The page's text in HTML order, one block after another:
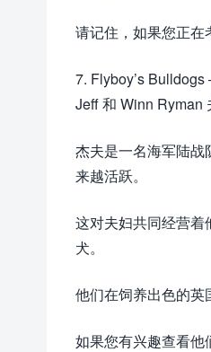
请记住，如果您正在
7. Flyboy’s Bulldogs
Jeff 和 Winn Ryman
杰夫是一名海军陆
来越活跃。
这对夫妇共同经营着
犬。
他们在饲养出色的英
如果您有兴趣查看